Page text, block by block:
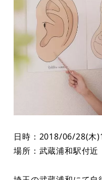
日時：2018/06/28(木
場所：武蔵浦和駅付近